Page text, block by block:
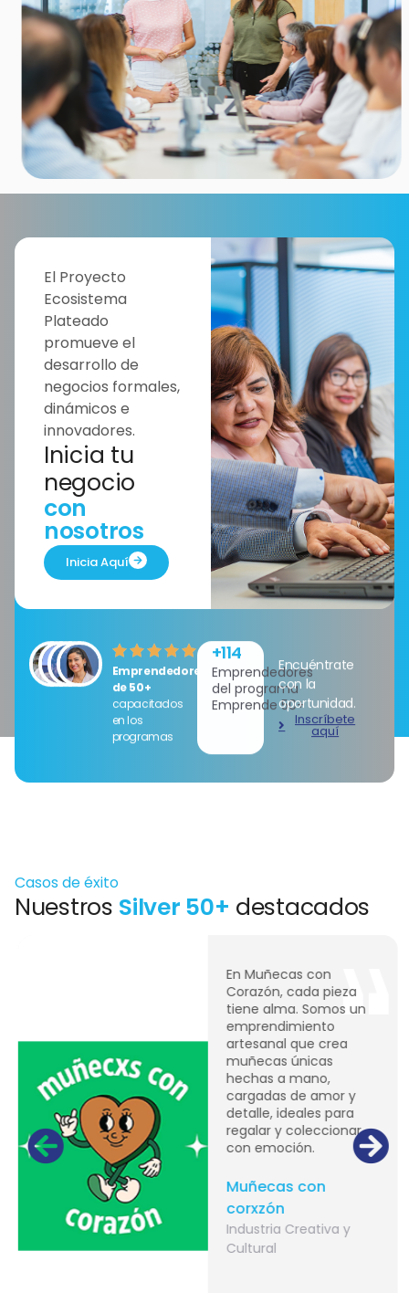
El Proyecto
Ecosistema
Plateado
promueve el
desarrollo de
negocios formales,
dinámicos e
innovadores.
Inicia tu
negocio
con
nosotros
Inicia Aquí
Emprendedores
de 50+
capacitados
en los
programas
Emprendedores
del programa
Emprende 50+
+115
Encuéntrate
con la
oportunidad.
Inscríbete
aquí
Casos de éxito
Nuestros Silver 50+ destacados
En Muñecas con
Corazón, cada pieza
tiene alma. Somos un
emprendimiento
artesanal que crea
muñecas únicas
hechas a mano,
cargadas de amor y
detalle, ideales para
regalar y coleccionar
con emoción.
Muñecas con
corxzón
Industria Creativa y
Cultural